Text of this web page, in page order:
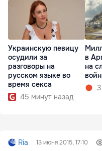
Украинскую певицу
осудили за
разговоры на
русском языке во
время секса
45 минут назад
в
на
Ria 13 июня 2015, 17:10